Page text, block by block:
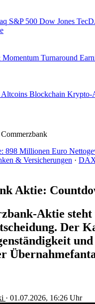
S&P 500 Dow Jones
Momentum Turnaround
Blockchain Krypto-
898 Millionen Euro
& Versicherungen ·
Aktie:
Aktie
Der
und
· 01.07.2026, 16:26 Uhr